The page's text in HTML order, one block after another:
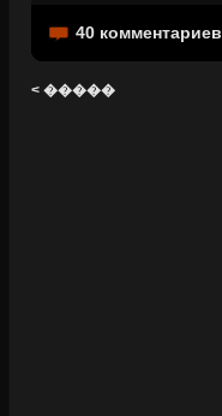
40 комментариев
< �����